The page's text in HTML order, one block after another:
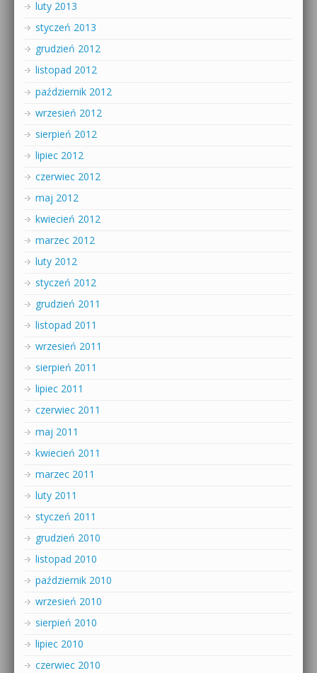
luty 2013
styczeń 2013
grudzień 2012
listopad 2012
październik 2012
wrzesień 2012
sierpień 2012
lipiec 2012
czerwiec 2012
maj 2012
kwiecień 2012
marzec 2012
luty 2012
styczeń 2012
grudzień 2011
listopad 2011
wrzesień 2011
sierpień 2011
lipiec 2011
czerwiec 2011
maj 2011
kwiecień 2011
marzec 2011
luty 2011
styczeń 2011
grudzień 2010
listopad 2010
październik 2010
wrzesień 2010
sierpień 2010
lipiec 2010
czerwiec 2010